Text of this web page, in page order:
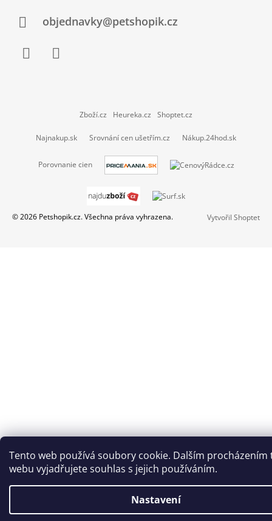
Tento web používá soubory cookie. Dalším
webu vyjadřujete souhlas s jejich používáním.
Nastavení
objednavky@petshopik.cz
Zboží.cz Heureka.cz Shoptet.cz
Najnakup.sk Srovnání cen ušetřím.cz Nákup.24hod.sk
Porovnanie cien
Vytvořil Shoptet
© 2026 Petshopik.cz. Všechna práva vyhrazena.